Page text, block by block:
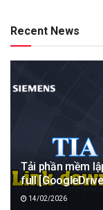
Recent News
Tải phần mềm
full
14/02/2026